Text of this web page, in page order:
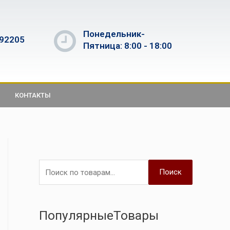
Понедельник-
Пятница: 8:00 - 18:00
КОНТАКТЫ
Поиск
ПопулярныеТовары